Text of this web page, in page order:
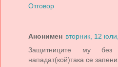
Отговор
Анонимен вторник, 12
Защитниците му
нападат(кой)така се